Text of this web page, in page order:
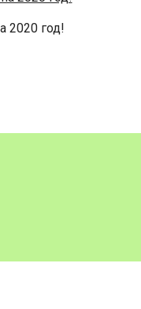
2020 год!